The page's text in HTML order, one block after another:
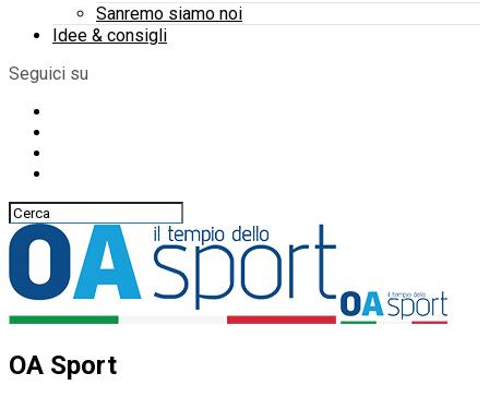
Sanremo siamo noi
Idee & consigli
Seguici su
OA Sport